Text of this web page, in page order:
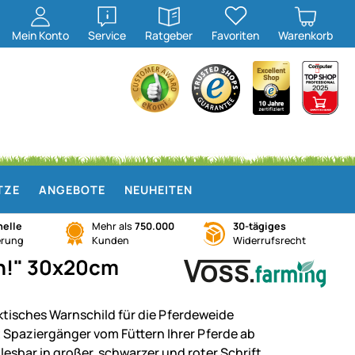
Mein Konto Service
öffnen
Ratgeber
öffnen
Favoriten Warenkorb
ANGEBOTE NEUHEITEN
Mehr als 750.000
Kunden
30-tägiges
Widerrufsrecht
30x20cm
Warnschild für die Pferdeweide
vom Füttern Ihrer Pferde ab